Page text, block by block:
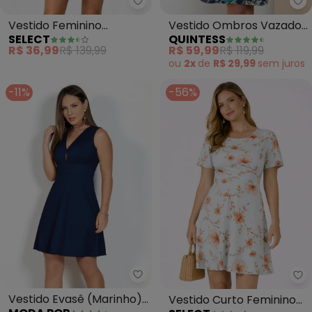
Select - Vestido Feminino
Vestido Feminino
Estampado (Azul)
SELECT
R$ 36,99R$ 139,99
Vestido Ombros Vazados
(Floral Azul) com Bolsos
QUINTESS
R$ 59,99R$ 119,99
ou 2x de R$ 29,99 sem juros
-11%
Moda Pop - Vestido Evasê
Vestido Evasê (Marinho)
-56%
Vestido Curto Feminino